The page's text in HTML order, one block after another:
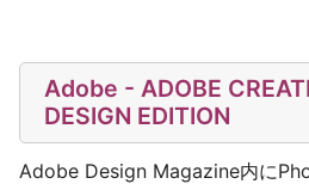
Adobe - ADOBE
DESIGN EDITION
Adobe Design Magazine内に